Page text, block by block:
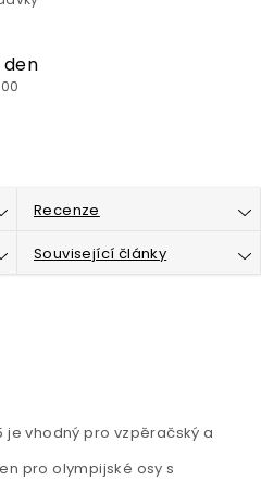
Recenze
Související články
je vhodný pro vzpěračský a
pro olympijské osy s